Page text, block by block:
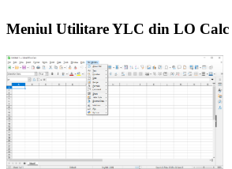
Meniul Utilitare YLC din LO Calc